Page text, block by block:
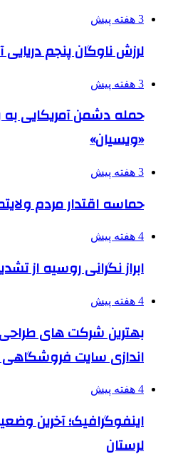
3 هفته پیش
لرزش ناوگان پنجم دریایی
3 هفته پیش
حمله دشمن آمریکایی
«ویسیان»
3 هفته پیش
حماسه اقتدار مردم
4 هفته پیش
ابراز نگرانی روسیه از
4 هفته پیش
بهترین شرکت های طراحی
اندازی سایت
4 هفته پیش
اینفوگرافیک؛ آخرین
لرستان